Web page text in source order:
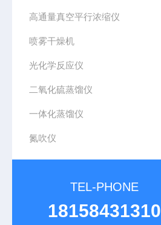
高通量真空平行浓缩仪
喷雾干燥机
光化学反应仪
二氧化硫蒸馏仪
一体化蒸馏仪
氮吹仪
TEL-PHONE
18158431310